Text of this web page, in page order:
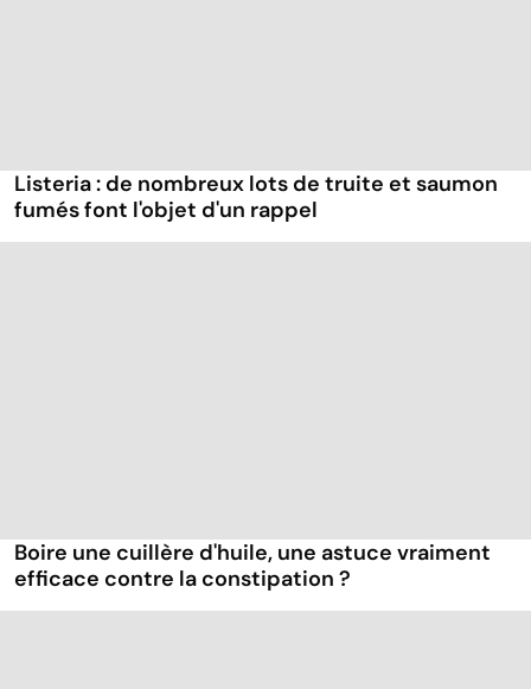
Listeria : de nombreux lots de truite et saumon
fumés font l'objet d'un rappel
Boire une cuillère d'huile, une astuce vraiment
efficace contre la constipation ?